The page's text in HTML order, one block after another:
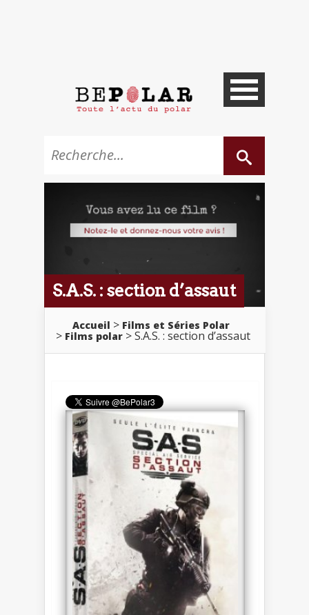
S.A.S. : section d’assaut
Accueil
Films et Séries Polar
Films polar
S.A.S. : section d’assaut